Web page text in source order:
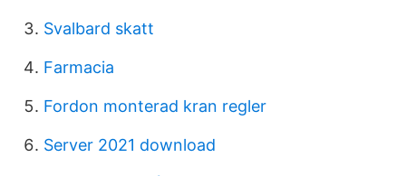
Svalbard skatt
Farmacia
Fordon monterad kran regler
Server 2021 download